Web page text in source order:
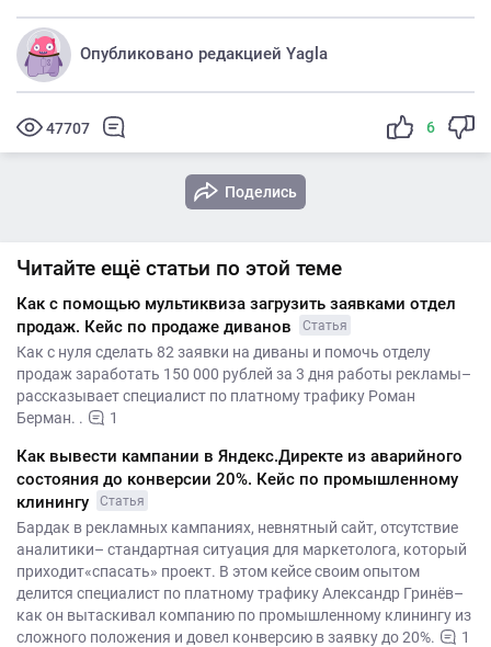
Опубликовано редакцией Yagla
47707 6
Поделись
Читайте ещё статьи по этой теме
Как с помощью мультиквиза загрузить заявками отдел
продаж. Кейс по продаже диванов
Статья
Как с нуля сделать 82 заявки на диваны и помочь отделу
продаж заработать 150 000 рублей за 3 дня работы рекламы–
рассказывает специалист по платному трафику Роман
Берман. .
1
Как вывести кампании в Яндекс.Директе из аварийного
состояния до конверсии 20%. Кейс по промышленному
клинингу
Статья
Бардак в рекламных кампаниях, невнятный сайт, отсутствие
аналитики– стандартная ситуация для маркетолога, который
приходит«спасать» проект. В этом кейсе своим опытом
делится специалист по платному трафику Александр Гринёв–
как он вытаскивал компанию по промышленному клинингу из
сложного положения и довел конверсию в заявку до 20%.
1